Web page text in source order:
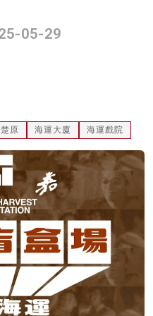
05-29
楚原 海運大廈 海運戲院